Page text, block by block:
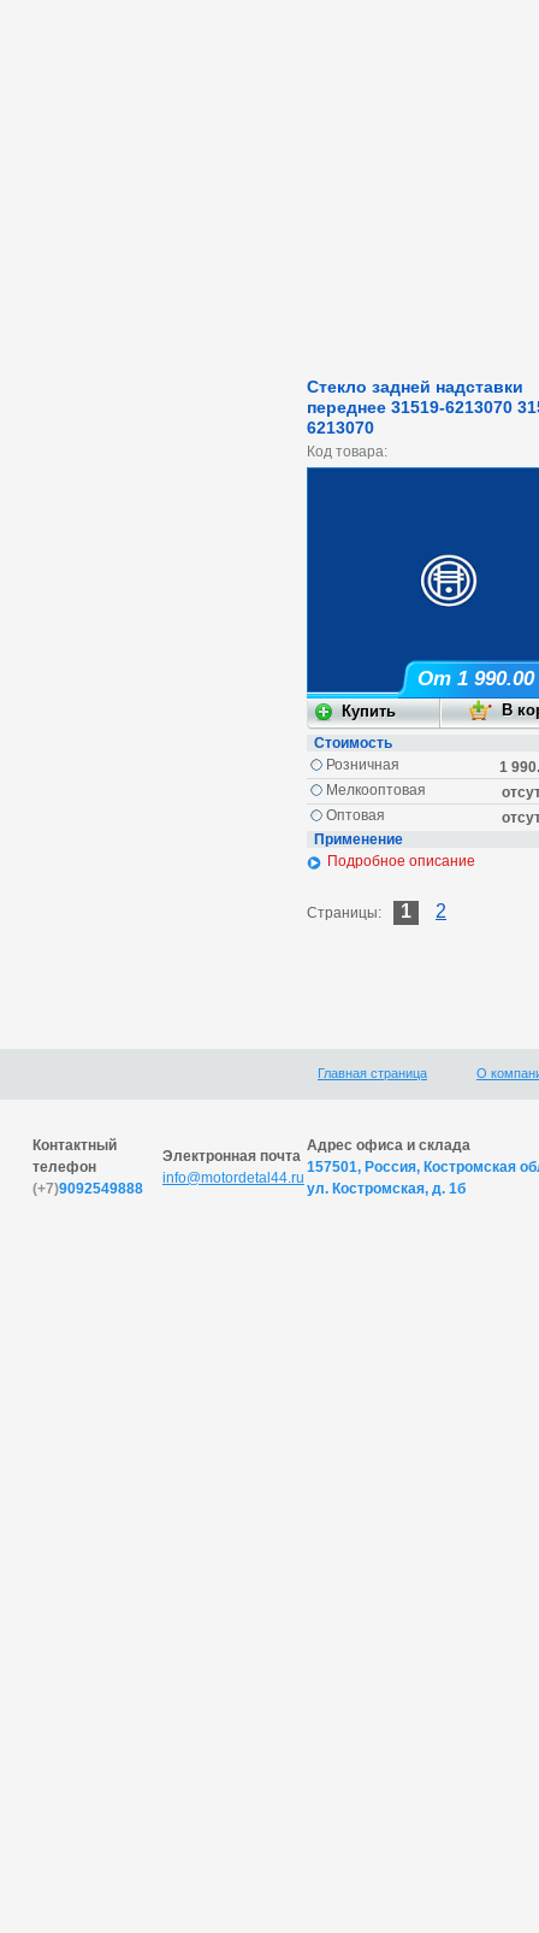
Стекло задней надставки
переднее 31519-6213070
6213070
Код товара:
От 1 990.00
Стоимость
1
Розничная
Мелкооптовая
Оптовая
Применение
Подробное описание
Страницы: 1 2
Главная страница О
Контактный
телефон
(+7)9092549888
Электронная почта
info@motordetal44.ru
Адрес офиса и склада
157501, Россия, Костромская
ул. Костромская, д. 1б